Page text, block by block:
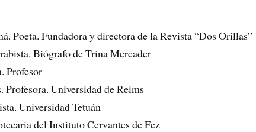
Poeta. Fundadora y directora de la Revista “Dos Orillas”
Biógrafo de Trina Mercader
Profesor
Profesora. Universidad de Reims
Universidad Tetuán
del Instituto Cervantes de Fez